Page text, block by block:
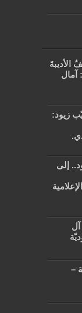
الأديبةَ
آمال
زيود:
إلى
–